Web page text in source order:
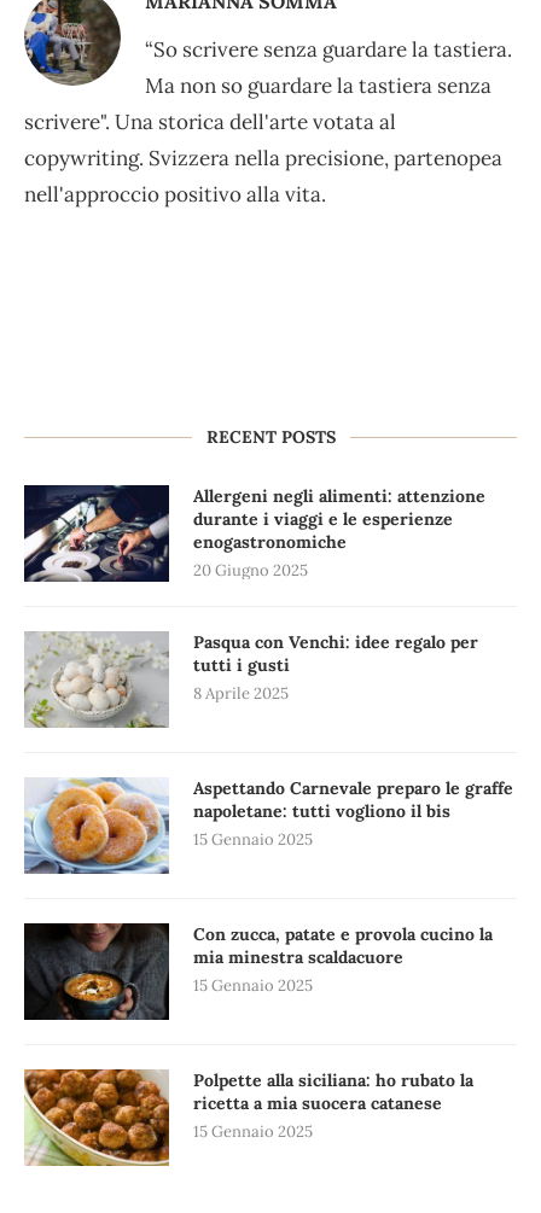
“So scrivere senza guardare la tastiera.
Ma non so guardare la tastiera senza
scrivere". Una storica dell'arte votata al
copywriting. Svizzera nella precisione, partenopea
nell'approccio positivo alla vita.
RECENT POSTS
Allergeni negli alimenti: attenzione
durante i viaggi e le esperienze
enogastronomiche
20 Giugno 2025
Pasqua con Venchi: idee regalo per
tutti i gusti
8 Aprile 2025
Aspettando Carnevale preparo le graffe
napoletane: tutti vogliono il bis
15 Gennaio 2025
Con zucca, patate e provola cucino la
mia minestra scaldacuore
15 Gennaio 2025
Polpette alla siciliana: ho rubato la
ricetta a mia suocera catanese
15 Gennaio 2025